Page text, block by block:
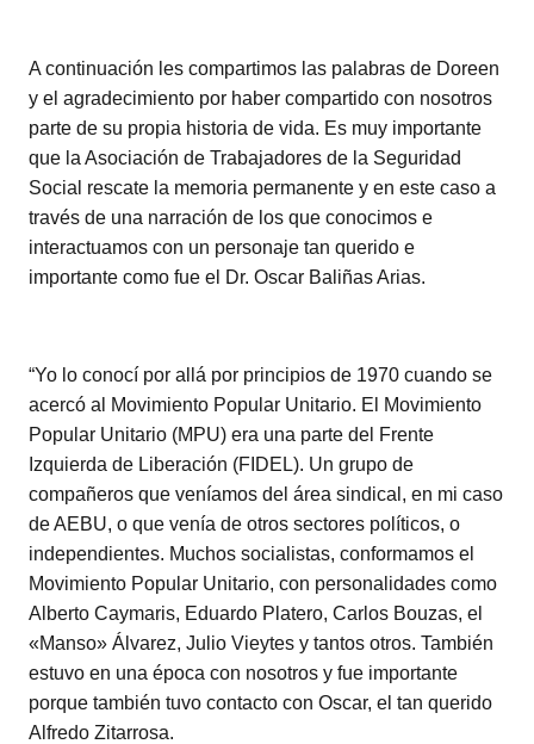
A continuación les compartimos las palabras de Doreen
y el agradecimiento por haber compartido con nosotros
parte de su propia historia de vida. Es muy importante
que la Asociación de Trabajadores de la Seguridad
Social rescate la memoria permanente y en este caso a
través de una narración de los que conocimos e
interactuamos con un personaje tan querido e
importante como fue el Dr. Oscar Baliñas Arias.
“Yo lo conocí por allá por principios de 1970 cuando se
acercó al Movimiento Popular Unitario. El Movimiento
Popular Unitario (MPU) era una parte del Frente
Izquierda de Liberación (FIDEL). Un grupo de
compañeros que veníamos del área sindical, en mi caso
de AEBU, o que venía de otros sectores políticos, o
independientes. Muchos socialistas, conformamos el
Movimiento Popular Unitario, con personalidades como
Alberto Caymaris, Eduardo Platero, Carlos Bouzas, el
«Manso» Álvarez, Julio Vieytes y tantos otros. También
estuvo en una época con nosotros y fue importante
porque también tuvo contacto con Oscar, el tan querido
Alfredo Zitarrosa.